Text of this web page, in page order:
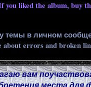
liked the album, buy
темы в личном
about errors and broken
вам